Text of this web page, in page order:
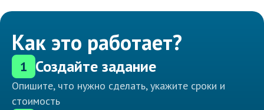
Как это работает?
1 Создайте задание
Опишите, что нужно сделать, укажите сроки и
стоимость